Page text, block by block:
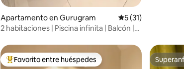
Apartamento en Gurugram Calificación
5 (31)
2 habitaciones | Piscina infinita | Balcón |
Favorito entre huéspedes preferido
Favorito entre huéspedes